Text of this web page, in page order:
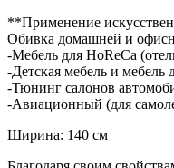
**Применение
Обивка домашней и
-Мебель для HoReCa
-Детская мебель и
-Тюнинг салонов
-Авиационный (для
Ширина: 140 см